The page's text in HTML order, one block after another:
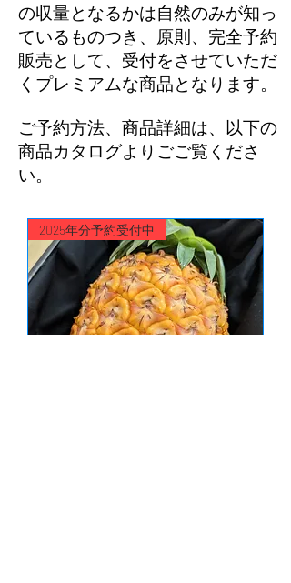
の収量となるかは自然のみが知っ
ているものつき、原則、完全予約
販売として、受付をさせていただ
くプレミアムな商品となります。
ご予約方法、商品詳細は、以下の
商品カタログよりごご覧くださ
い。
2025年分予約受付中